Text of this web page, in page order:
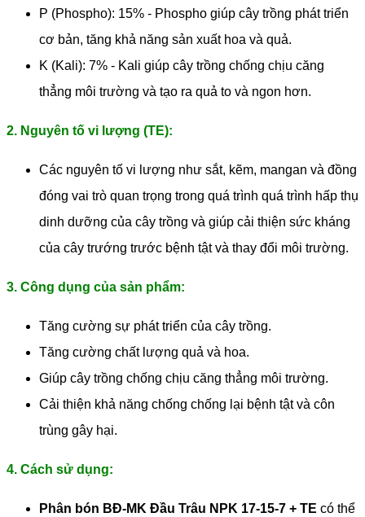
P (Phospho): 15% - Phospho giúp cây trồng phát triển
cơ bản, tăng khả năng sản xuất hoa và quả.
K (Kali): 7% - Kali giúp cây trồng chống chịu căng
thẳng môi trường và tạo ra quả to và ngon hơn.
2. Nguyên tố vi lượng (TE):
Các nguyên tố vi lượng như sắt, kẽm, mangan và đồng
đóng vai trò quan trọng trong quá trình quá trình hấp thụ
dinh dưỡng của cây trồng và giúp cải thiện sức kháng
của cây trướng trước bệnh tật và thay đổi môi trường.
3. Công dụng của sản phẩm:
Tăng cường sự phát triển của cây trồng.
Tăng cường chất lượng quả và hoa.
Giúp cây trồng chống chịu căng thẳng môi trường.
Cải thiện khả năng chống chống lại bệnh tật và côn
trùng gây hại.
4. Cách sử dụng:
Phân bón BĐ-MK Đầu Trâu NPK 17-15-7 + TE có thể